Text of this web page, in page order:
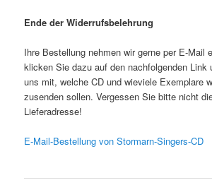
Ende der Widerrufsbelehrung
Ihre Bestellung nehmen wir gerne per E-Mail
klicken Sie dazu auf den nachfolgenden Link
uns mit, welche CD und wieviele Exemplare
zusenden sollen. Vergessen Sie bitte nicht
Lieferadresse!
E-Mail-Bestellung von Stormarn-Singers-CD